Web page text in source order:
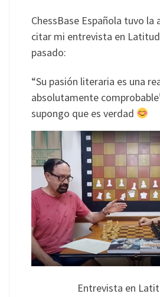
ChessBase Española tuvo la
citar mi entrevista en
pasado:
“Su pasión literaria es una
absolutamente
supongo que es verdad
Entrevista en